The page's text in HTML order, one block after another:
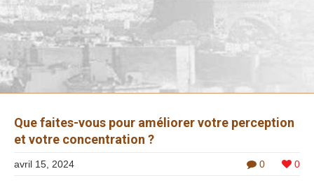
Que faites-vous pour améliorer votre perception
et votre concentration ?
0 0
avril 15, 2024